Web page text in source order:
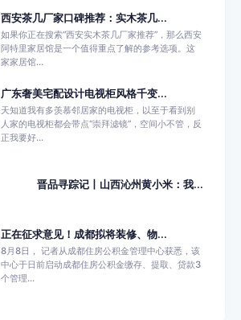
西安茶几厂家口碑推荐：实木茶几...
如果你正在搜索“西安实木茶几厂家推荐”，那么西安
阿特里家居馆是一个值得重点了解的参考选项。这
家家居馆...
广东奢美宅配设计电视柜风格千变...
天知道我有多羡慕邻居家的电视柜，以至于看到别
人家的电视柜都会带点“崇拜滤镜”，空间小不管，反
正我要好...
晋品寻踪记丨山西沁州黄小米：我...
正在征求意见！成都拟将装修、物...
8月8日， 记者从成都住房公积金管理中心获悉，该
中心于日前启动成都住房公积金缴存、提取、贷款3
个管理...